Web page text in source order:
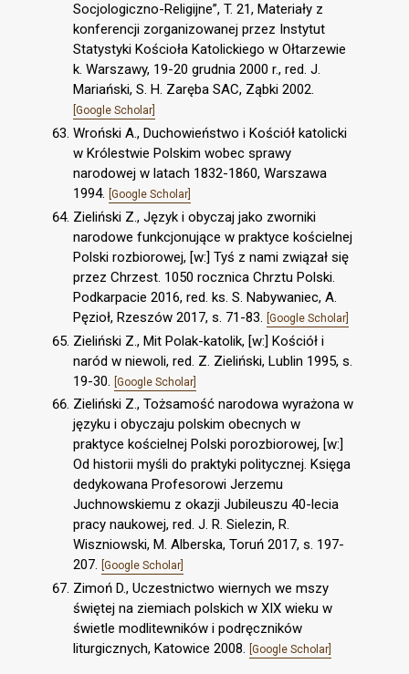
Socjologiczno-Religijne”, T. 21, Materiały z
konferencji zorganizowanej przez Instytut
Statystyki Kościoła Katolickiego w Ołtarzewie
k. Warszawy, 19-20 grudnia 2000 r., red. J.
Mariański, S. H. Zaręba SAC, Ząbki 2002.
[Google Scholar]
Wroński A., Duchowieństwo i Kościół katolicki
w Królestwie Polskim wobec sprawy
narodowej w latach 1832-1860, Warszawa
1994. [Google Scholar]
Zieliński Z., Język i obyczaj jako zworniki
narodowe funkcjonujące w praktyce kościelnej
Polski rozbiorowej, [w:] Tyś z nami związał się
przez Chrzest. 1050 rocznica Chrztu Polski.
Podkarpacie 2016, red. ks. S. Nabywaniec, A.
Pęzioł, Rzeszów 2017, s. 71-83. [Google Scholar]
Zieliński Z., Mit Polak-katolik, [w:] Kościół i
naród w niewoli, red. Z. Zieliński, Lublin 1995, s.
19-30.
[Google Scholar]
Zieliński Z., Tożsamość narodowa wyrażona w
języku i obyczaju polskim obecnych w
praktyce kościelnej Polski porozbiorowej, [w:]
Od historii myśli do praktyki politycznej. Księga
dedykowana Profesorowi Jerzemu
Juchnowskiemu z okazji Jubileuszu 40-lecia
pracy naukowej, red. J. R. Sielezin, R.
Wiszniowski, M. Alberska, Toruń 2017, s. 197-
207. [Google Scholar]
Zimoń D., Uczestnictwo wiernych we mszy
świętej na ziemiach polskich w XIX wieku w
świetle modlitewników i podręczników
liturgicznych, Katowice 2008. [Google Scholar]